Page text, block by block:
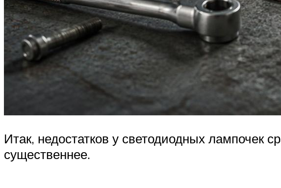
Итак, недостатков у светодиодных лампочек
существеннее.